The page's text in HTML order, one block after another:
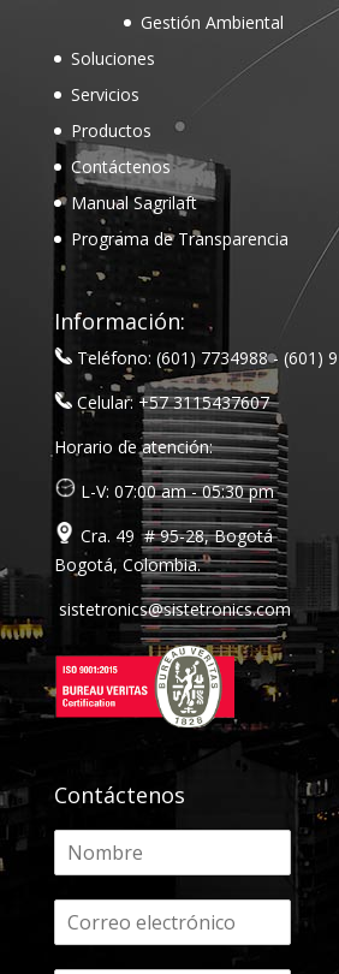
Gestión Ambiental
Soluciones
Servicios
Productos
Contáctenos
Manual Sagrilaft
Programa de Transparencia
Información:
Teléfono: (601) 7734988 - (601)
Celular: +57 3115437607
Horario de atención:
L-V: 07:00 am - 05:30 pm
Cra. 49 # 95-28, Bogotá
Bogotá, Colombia.
sistetronics@sistetronics.com
Contáctenos